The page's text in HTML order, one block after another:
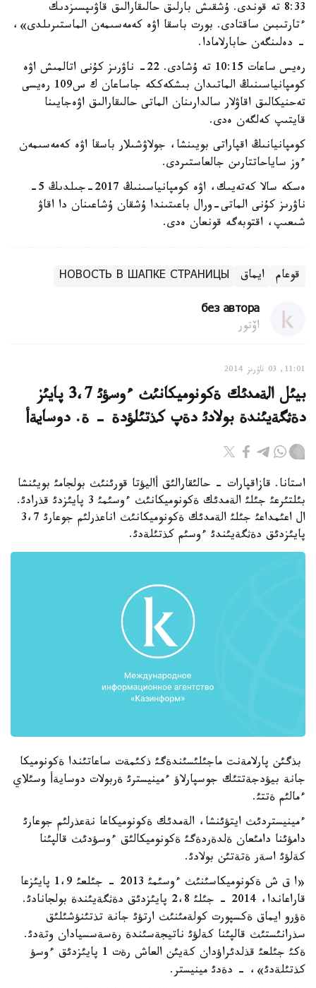
8:33 تە قوندى. ۇشقىش بارلىق حالىقارالىق قاۋىپسىزدىك
ءتارتىبىن ساقتادى. بورت باسقا اۋە كەمەسىمەن الماستىرىلدى»،
- دەلىنگەن حابارلامادا.
رەيس ساعات 10:15 تە ۇشادى. 22- ناۋرىز كۇنى اتالمىش اۋە
كومپانياسىنىڭ الماتىدان بىشكەككە جاساعان ك س109 رەيسى
تەحنيكالىق اقاۋلار سالدارىنان الماتى حالىقارالىق اۋەجايىنا
قايتىپ كەلگەن ەدى.
كومپانيانىڭ اقپاراتى بويىنشا، جولاۋشىلار باسقا اۋە كەمەسىمەن
ءوز ساياحاتتارىن جالعاستىردى.
ەسكە سالا كەتەيىك، اۋە كومپانياسىنىڭ 2017-جىلدىڭ 5-
ناۋرىز كۇنى الماتى-ورال باعىتىندا ۇشقان ۇشاعىنان دا اقاۋ
شىعىپ، اقتوبەگە قونعان ەدى.
قوعام ايماق НОВОСТЬ В ШАПКЕ СТРАНИЦЫ
без автора
اۆتور
11:01, 03 ناۋرىز 2014
بيئل الةمدئك ةكونوميكانئث ءوسؤئ 3،7 پايئز
دةثگةيئندة بولادئ دةپ كذتئلؤدة - ة. دوسايةأ
استانا. قازاقپارات - حالئقارالئق أاليؤتا قورئنئث بولجامئ بويئنشا
بئلتئرعئ جئلئ الةمدئك ةكونوميكانئث ءوسئمئ 3 پايئزدئ قذرادئ.
ال اعئمداعئ جئلئ الةمدئك ةكونوميكانئث اناعذرلئم جوعارئ 3،7
پايئزدئق دةثگةيئندئ ءوسئم كذتئلةدئ.
بذگئن پارلامةنت ماجئلئسئندةگئ ذكئمةت ساعاتئندا ةكونوميكا
جانة بيؤدجةتتئك جوسپارلاؤ ءمينيسترئ ةربولات دوسايةأ وسئلاي
ءمالئم ةتتئ.
ءمينيستردئث ايتؤئنشا، الةمدئك ةكونوميكاعا نةعذرلئم جوعارئ
دامؤئنا دامئعان ةلدةردةگئ ةكونوميكالئق ءوسؤدئث قالپئنا
كةلؤئ اسةر ةتةتئن بولادئ.
«ا ق ش ةكونوميكاسئنئث ءوسئمئ 2013 - جئلعئ 1،9 پايئزعا
قاراعاندا، 2014 - جئلئ 2،8 پايئزدئق دةثگةيئندة بولجانادئ.
ةؤرو ايماق ةكسپورت كولةمئنئث ارتؤئ جانة تذتئنؤشئلئق
سذرانئستئث قالپئنا كةلؤئ ناتيجةسئندة رةسةسسيادان وتةدئ.
ةكئ جئلعئ قذلدئراؤدان كةيئن العاش رةت 1 پايئزدئق ءوسؤ
كذتئلةدئ»، - دةدئ مينيستر.